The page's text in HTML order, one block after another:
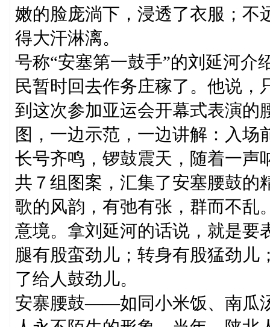
嫩的脸庞淌下，浸透了衣服；不
得大汗淋漓。
号称“安塞第一鼓手”的刘延河介
民暂时回去作务庄稼了。他说
到这次参加亚运会开幕式表演的
图，一边示范，一边讲解：入
长号齐鸣，锣鼓震天，随着一声
共７组图案，汇集了安塞腰鼓的
歌的风韵，有弛有张，群而不乱
意境。拿刘延河的话说，就是要
腿有股蛮劲儿；转身有股猛劲儿
了给人鼓劲儿。
安寨腰鼓——如同小米饭、南瓜